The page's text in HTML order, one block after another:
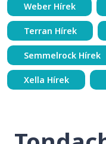
Weber Hírek
Terran Hírek
Semmelrock Hírek
Xella Hírek